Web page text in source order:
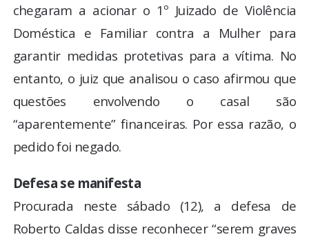
chegaram a acionar o 1º Juizado de Violência
Doméstica e Familiar contra a Mulher para
garantir medidas protetivas para a vítima. No
entanto, o juiz que analisou o caso afirmou que
questões envolvendo o casal são
“aparentemente” financeiras. Por essa razão, o
pedido foi negado.
Defesa se manifesta
Procurada neste sábado (12), a defesa de
Roberto Caldas disse reconhecer “serem graves